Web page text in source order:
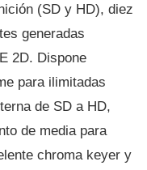
(SD y HD), diez
generadas
2D. Dispone
para ilimitadas
de SD a HD,
de media para
chroma keyer y